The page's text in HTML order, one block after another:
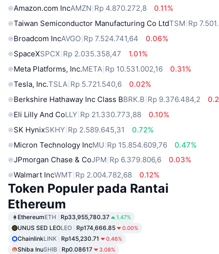
Amazon.com IncAMZN Rp 4.870.272,8
0.11%
Taiwan Semiconductor Manufacturing Co LtdTSM Rp
Broadcom IncAVGO Rp 7.524.741,64
0.06%
SpaceXSPCX Rp 2.035.358,47
1.01%
Meta Platforms, Inc.META Rp 10.531.002,16
0.31%
Tesla, Inc.TSLA Rp 5.721.540,6
0.02%
Berkshire Hathaway Inc Class BBRK.B Rp 9.376.484,2
Eli Lilly And CoLLY Rp 21.330.773,88
0.10%
SK HynixSKHY Rp 2.589.645,31
0.72%
Micron Technology IncMU Rp 15.854.609,76
0.47%
JPmorgan Chase & CoJPM Rp 6.379.806,6
0.03%
Walmart IncWMT Rp 2.004.782,68 0.12%
Token Populer pada Rantai
Ethereum
EthereumETH Rp33,955,780.37 1.47%
UNUS SED LEOLEO Rp174,666.85 0.00%
ChainlinkLINK Rp145,230.71 0.46%
Shiba InuSHIB Rp0.08617 3.08%